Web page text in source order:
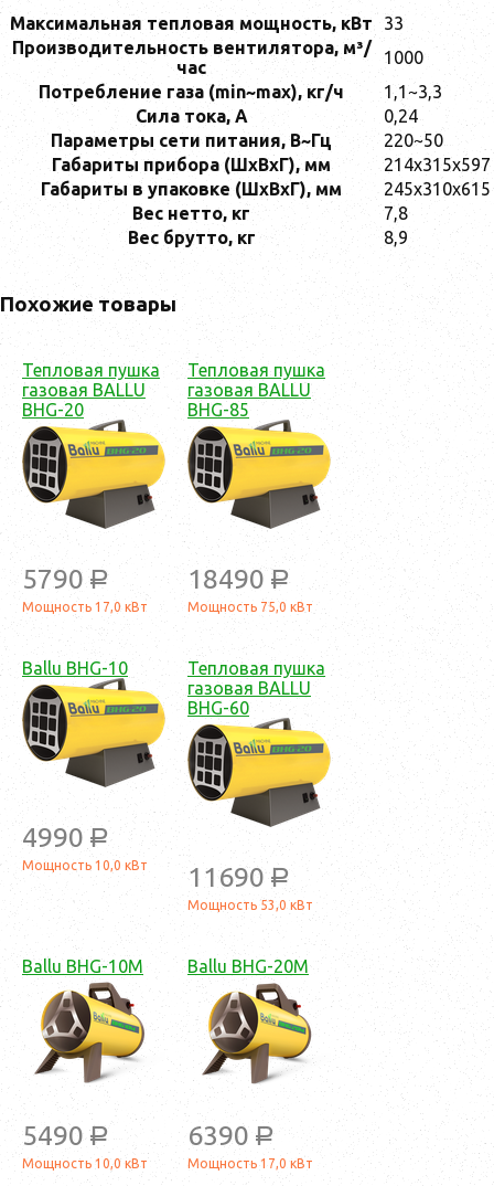
Максимальная тепловая мощность, кВт
33
Производительность вентилятора, м³/
час
1000
Потребление газа (min~max), кг/ч
1,1~3,3
Сила тока, A
0,24
Параметры сети питания, B~Гц
220~50
Габариты прибора (ШхВхГ), мм
214x315x597
Габариты в упаковке (ШхВхГ), мм
245x310x615
Вес нетто, кг
7,8
Вес брутто, кг
8,9
Похожие товары
Тепловая пушка
газовая BALLU
BHG-20
5790 a
Мощность 17,0 кВт
Тепловая пушка
газовая BALLU
BHG-85
18490 a
Мощность 75,0 кВт
Ballu BHG-10
4990 a
Мощность 10,0 кВт
Тепловая пушка
газовая BALLU
BHG-60
11690 a
Мощность 53,0 кВт
Ballu BHG-10M
5490 a
Мощность 10,0 кВт
Ballu BHG-20M
6390 a
Мощность 17,0 кВт